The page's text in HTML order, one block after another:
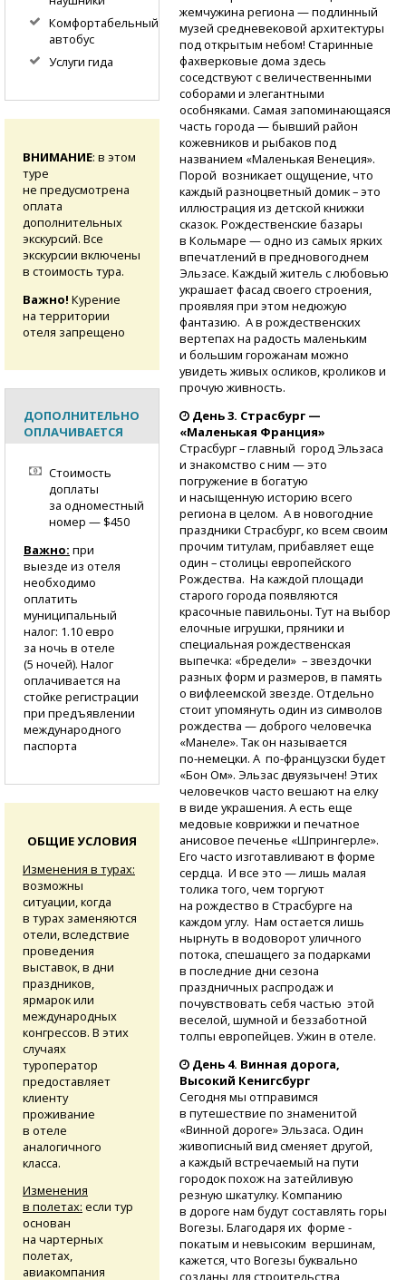
жемчужина региона — подлинный
музей средневековой архитектуры
под открытым небом! Старинные
фахверковые дома здесь
соседствуют с величественными
соборами и элегантными
особняками. Самая запоминающаяся
часть города — бывший район
кожевников и рыбаков под
названием «Маленькая Венеция».
Порой возникает ощущение, что
каждый разноцветный домик – это
иллюстрация из детской книжки
сказок. Рождественские базары
в Кольмаре — одно из самых ярких
впечатлений в предновогоднем
Эльзасе. Каждый житель с любовью
украшает фасад своего строения,
проявляя при этом недюжую
фантазию. А в рождественских
вертепах на радость маленьким
и большим горожанам можно
увидеть живых осликов, кроликов и
прочую живность.
День 3. Страсбург —
«Маленькая Франция»
Страсбург – главный город Эльзаса
и знакомство с ним — это
погружение в богатую
и насыщенную историю всего
региона в целом. А в новогодние
праздники Страсбург, ко всем своим
прочим титулам, прибавляет еще
один – столицы европейского
Рождества. На каждой площади
старого города появляются
красочные павильоны. Тут на выбор
елочные игрушки, пряники и
специальная рождественская
выпечка: «бредели» – звездочки
разных форм и размеров, в память
о вифлеемской звезде. Отдельно
стоит упомянуть один из символов
рождества — доброго человечка
«Манеле». Так он называется
по-немецки. А по-французски будет
«Бон Ом». Эльзас двуязычен! Этих
человечков часто вешают на елку
в виде украшения. А есть еще
медовые коврижки и печатное
анисовое печенье «Шпрингерле».
Его часто изготавливают в форме
сердца. И все это — лишь малая
толика того, чем торгуют
на рождество в Страсбурге на
каждом углу. Нам остается лишь
нырнуть в водоворот уличного
потока, спешащего за подарками
в последние дни сезона
праздничных распродаж и
почувствовать себя частью этой
веселой, шумной и беззаботной
толпы европейцев. Ужин в отеле.
День 4. Винная дорога,
Высокий Кенигсбург
Сегодня мы отправимся
в путешествие по знаменитой
«Винной дороге» Эльзаса. Один
живописный вид сменяет другой,
а каждый встречаемый на пути
городок похож на затейливую
резную шкатулку. Компанию
в дороге нам будут составлять горы
Вогезы. Благодаря их форме -
покатым и невысоким вершинам,
кажется, что Вогезы буквально
созданы для строительства
Комфортабельный
автобус
Услуги гида
ВНИМАНИЕ: в этом
туре
не предусмотрена
оплата
дополнительных
экскурсий. Все
экскурсии включены
в стоимость тура.
Важно! Курение
на территории
отеля запрещено
ДОПОЛНИТЕЛЬНО
ОПЛАЧИВАЕТСЯ
Стоимость
доплаты
за одноместный
номер — $450
Важно: при
выезде из отеля
необходимо
оплатить
муниципальный
налог: 1.10 евро
за ночь в отеле
(5 ночей). Налог
оплачивается на
стойке регистрации
при предъявлении
международного
паспорта
ОБЩИЕ УСЛОВИЯ
Изменения в турах:
возможны
ситуации, когда
в турах заменяются
отели, вследствие
проведения
выставок, в дни
праздников,
ярмарок или
международных
конгрессов. В этих
случаях
туроператор
предоставляет
клиенту
проживание
в отеле
аналогичного
класса.
Изменения
в полетах: если тур
основан
на чартерных
полетах,
авиакомпания